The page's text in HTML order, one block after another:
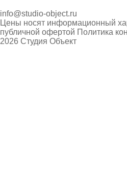
info@studio-object.ru
Цены носят информационный
публичной офертой Политика
2026 Студия Объект